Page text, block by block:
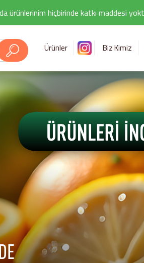
ürünlerinim hiçbirinde katkı maddesi
Ürünler Biz Kimiz